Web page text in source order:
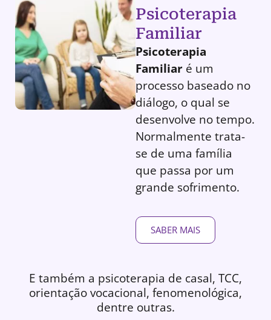
Psicoterapia
Familiar
Psicoterapia
Familiar é um
processo baseado no
diálogo, o qual se
desenvolve no tempo.
Normalmente trata-
se de uma família
que passa por um
grande sofrimento.
SABER MAIS
E também a psicoterapia de casal, TCC,
orientação vocacional, fenomenológica,
dentre outras.